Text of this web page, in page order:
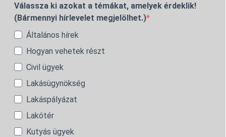
Válassza ki azokat a témákat, amelyek érdeklik!
(Bármennyi hírlevelet megjelölhet.)
Általános hírek
Hogyan vehetek részt
Civil ügyek
Lakásügynökség
Lakáspályázat
Lakótér
Kutyás ügyek